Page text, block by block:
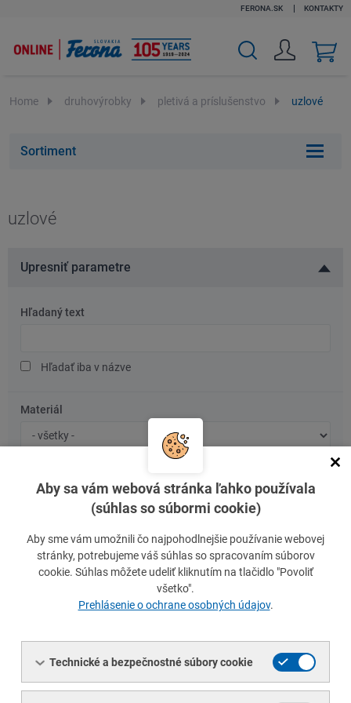
v
FERONA.SK KONTAKTY
Home druhovýrobky pletivá a príslušenstvo uzlové
Sortiment
uzlové
Upresniť parametre
Hľadaný text
Hľadať iba v názve
Materiál
ocele/materiál
Rozmer
Rozmer
2
Rozmer
3
Rozmer
4
Norma
Typ
normy
Číslo
normy
Aby sa vám webová stránka ľahko používala
(súhlas so súbormi cookie)
Aby sme vám umožnili čo najpohodlnejšie používanie webovej
stránky, potrebujeme váš súhlas so spracovaním súborov
cookie. Súhlas môžete udeliť kliknutím na tlačidlo "Povoliť
všetko".
Prehlásenie o ochrane osobných údajov.
Technické a bezpečnostné súbory cookie